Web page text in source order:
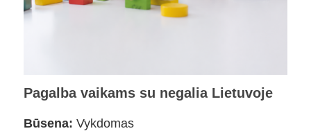
Pagalba vaikams su negalia Lietuvoje
Būsena: Vykdomas